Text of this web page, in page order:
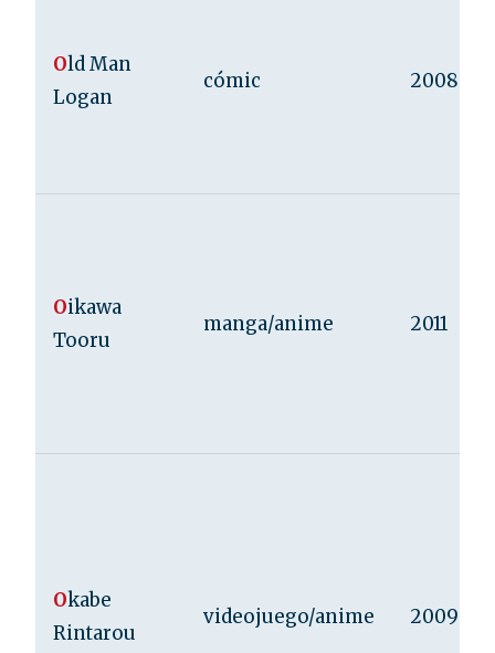
Old Man
Logan
cómic 2008
Oikawa
Tooru
manga/anime 2011
Okabe
Rintarou
videojuego/anime 2009